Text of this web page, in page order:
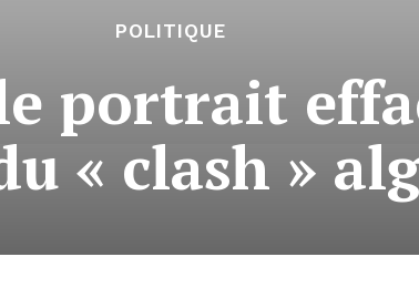
POLITIQUE
portrait
« clash »